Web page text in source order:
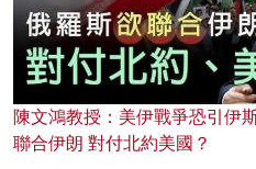
陳文鴻教授：美伊戰爭恐引伊
聯合伊朗 對付北約美國？